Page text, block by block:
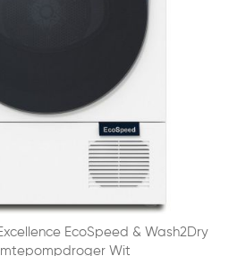
EcoSpeed & Wash2Dry
Wit